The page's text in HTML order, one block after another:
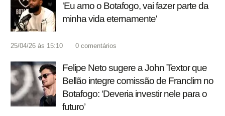
'Eu amo o Botafogo, vai fazer parte da
minha vida eternamente'
25/04/26 às 15:10 0 comentários
Felipe Neto sugere a John Textor que
Bellão integre comissão de Franclim no
Botafogo: ‘Deveria investir nele para o
futuro’